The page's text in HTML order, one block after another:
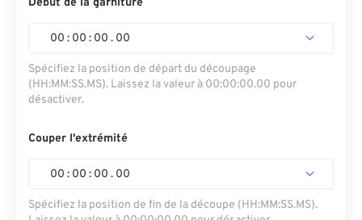
Début de la garniture
00 : 00 : 00 . 00
Spécifiez la position de départ du découpage
(HH:MM:SS.MS). Laissez la valeur à 00:00:00.00 pour
désactiver.
Couper l'extrémité
00 : 00 : 00 . 00
Spécifiez la position de fin de la découpe (HH:MM:SS.MS).